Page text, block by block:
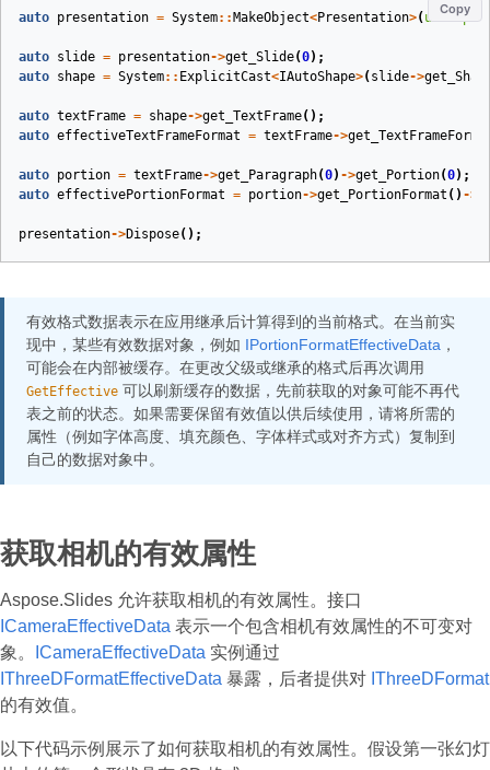
Copy
auto presentation = System:: MakeObject<Presentation>( u
auto slide = presentation->get_Slide(0);
auto shape = System:: ExplicitCast<IAutoShape>( slide->
auto textFrame = shape->get_TextFrame();
auto effectiveTextFrameFormat = textFrame->
auto portion = textFrame->get_Paragraph(0) ->get_Portion(0);
auto effectivePortionFormat = portion->get_PortionFormat () ->
presentation->Dispose();
有效格式数据表示在应用继承后计算得到的当前格式。在当前实
现中，某些有效数据对象，例如 IPortionFormatEffectiveData ，
可能会在内部被缓存。在更改父级或继承的格式后再次调用
GetEffective 可以刷新缓存的数据，先前获取的对象可能不再代
表之前的状态。如果需要保留有效值以供后续使用，请将所需的
属性（例如字体高度、填充颜色、字体样式或对齐方式）复制到
自己的数据对象中。
获取相机的有效属性
Aspose.Slides 允许获取相机的有效属性。接口
ICameraEffectiveData 表示一个包含相机有效属性的不可变对
象。
ICameraEffectiveData 实例通过
IThreeDFormatEffectiveData 暴露，后者提供对 IThreeDFormat
的有效值。
以下代码示例展示了如何获取相机的有效属性。假设第一张幻灯